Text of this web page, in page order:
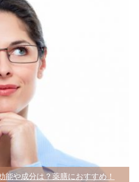
能や成分は？薬膳におすすめ！